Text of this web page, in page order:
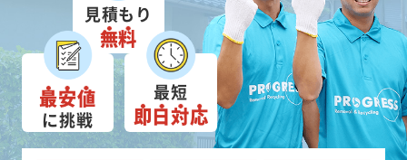
見積もり
無料
最安値
に挑戦
最短
即日対応